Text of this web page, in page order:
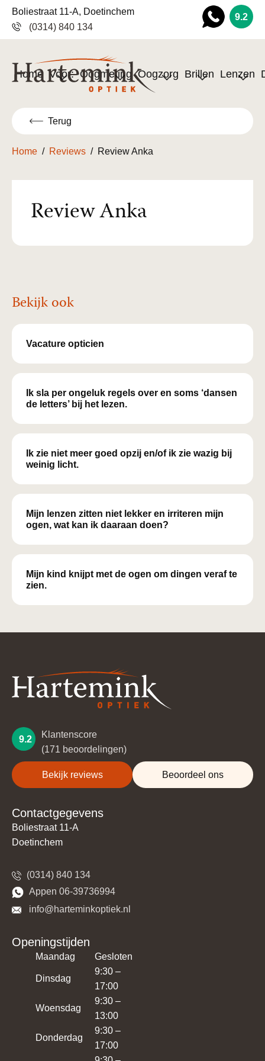
9.2
Boliestraat 11-A, Doetinchem
(0314) 840 134
Home Voor: Oogmeting Oogzorg Brillen Lenzen
Terug
Home / Reviews / Review Anka
Review Anka
Bekijk ook
Vacature opticien
Ik sla per ongeluk regels over en soms ‘dansen
de letters’ bij het lezen.
Ik zie niet meer goed opzij en/of ik zie wazig bij
weinig licht.
Mijn lenzen zitten niet lekker en irriteren mijn
ogen, wat kan ik daaraan doen?
Mijn kind knijpt met de ogen om dingen veraf te
zien.
Contactgegevens
Boliestraat 11-A
Doetinchem
(0314) 840 134
​​Appen 06-39736994
​​​ info@harteminkoptiek.nl
Openingstijden
Maandag Gesloten
Dinsdag
9:30 –
17:00
Woensdag
9:30 –
13:00
Donderdag
9:30 –
17:00
9.2
Klantenscore
(171 beoordelingen)
Bekijk reviews Beoordeel ons